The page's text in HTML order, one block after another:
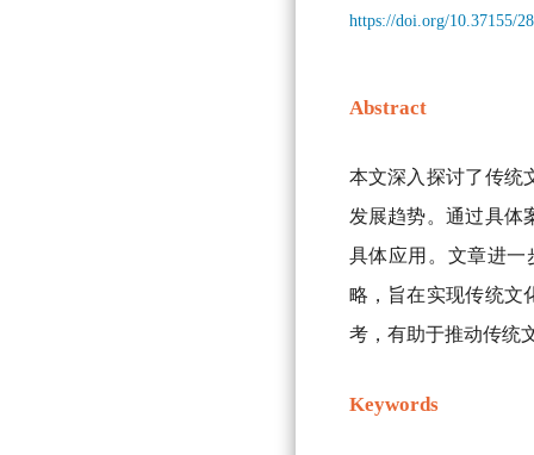
https://doi.org/10.37155/
Abstract
本文深入探讨了传统
发展趋势。通过具体
具体应用。文章进
略，旨在实现传统文
考，有助于推动传统
Keywords